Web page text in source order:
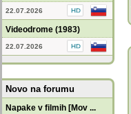
22.07.2026
Videodrome (1983)
22.07.2026
Novo na forumu
Napake v filmih [Mov ...